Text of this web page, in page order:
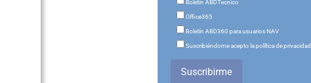
Boletín ABDTecnico
Office365
Boletín ABD360 para usuarios NAV
Suscribiéndome acepto la política de privacidad
Suscribirme